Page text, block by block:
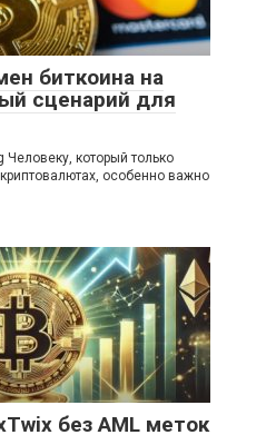
биткоина на
сценарий для
который только
особенно важно
без AML меток